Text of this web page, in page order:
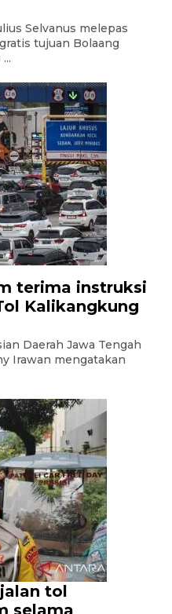
Selvanus melepas
tujuan Bolaang
terima instruksi
Kalikangkung
Daerah Jawa Tengah
Irawan mengatakan
tol
selama